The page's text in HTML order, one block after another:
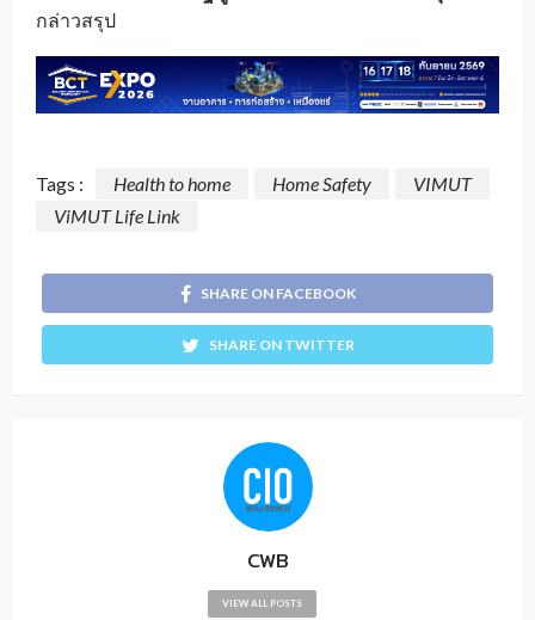
กล่าวสรุป
Tags : Health to home Home Safety
VIMUT
ViMUT Life Link
SHARE ON FACEBOOK
SHARE ON TWITTER
CWB
VIEW ALL POSTS